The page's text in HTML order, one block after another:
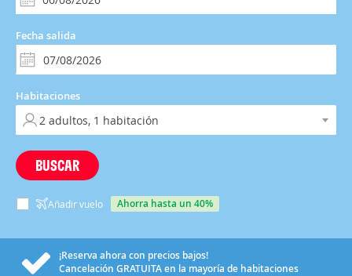
Fecha salida
Habitaciones
BUSCAR
Añadir vuelo ahorra hasta un 40%
¡Reserva ahora con precios bajos!
Cancelación GRATUITAen la mayoría de habitaciones